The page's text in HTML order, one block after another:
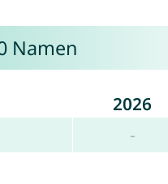
Namen
2026
-